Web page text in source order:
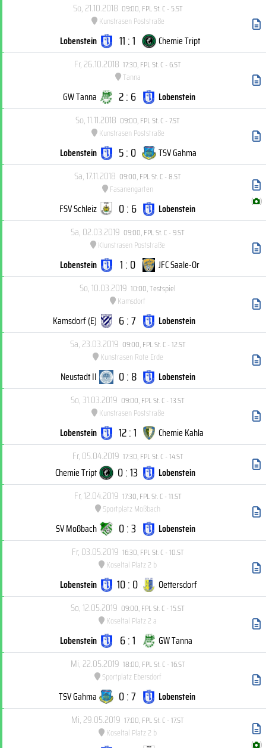
So, 21.10.2018 09:00,FPL St. C - 5.ST
Kunstrasen Poststraße
Lobenstein 11 : 1
Chemie Tript
Fr, 26.10.2018 17:30,FPL St. C - 6.ST
Tanna
GW Tanna 2 : 6
Lobenstein
So, 11.11.2018 09:00,FPL St. C - 7.ST
Kunstrasen Poststraße
Lobenstein 5 : 0
TSV Gahma
Sa, 17.11.2018 09:00,FPL St. C - 8.ST
Fasanengarten
FSV Schleiz 0 : 6 Lobenstein
( )
Sa, 02.03.2019 09:00,FPL St. C - 9.ST
KIunstrasen Poststraße
Lobenstein 1 : 0
JFC Saale-Or
So, 10.03.2019 10:00,Testspiel
Kamsdorf
Kamsdorf (E) 6 : 7
Lobenstein
Sa, 23.03.2019 09:00,FPL St. C - 12.ST
Kunstrasen Rote Erde
Neustadt II 0 : 8
Lobenstein
So, 31.03.2019 09:00,FPL St. C - 13.ST
Kunstrasen Poststraße
Lobenstein 12 : 1
Chemie Kahla
Fr, 05.04.2019 17:30,FPL St. C - 14.ST
Chemie Tript 0 : 13
Lobenstein
Fr, 12.04.2019 17:30,FPL St. C - 11.ST
Sportplatz Moßbach
SV Moßbach 0 : 3
Lobenstein
Fr, 03.05.2019 16:30,FPL St. C - 10.ST
Koseltal Platz 2 b
Lobenstein 10 : 0
Oettersdorf
So, 12.05.2019 09:00,FPL St. C - 15.ST
Koseltal Platz 2 a
Lobenstein 6 : 1
GW Tanna
Mi, 22.05.2019 18:00,FPL St. C - 16.ST
Sportplatz Ebersdorf
TSV Gahma 0 : 7
Lobenstein
Mi, 29.05.2019 17:00,FPL St. C - 17.ST
Koseltal Platz 2 b
( )